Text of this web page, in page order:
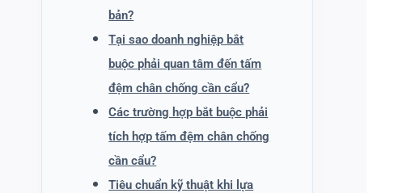
bản?
Tại sao doanh nghiệp bắt
buộc phải quan tâm đến tấm
đệm chân chống cần cẩu?
Các trường hợp bắt buộc phải
tích hợp tấm đệm chân chống
cần cẩu?
Tiêu chuẩn kỹ thuật khi lựa